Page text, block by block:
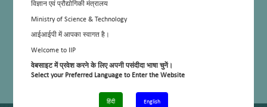
विज्ञान एवं प्रौद्योगिकी मंत्रालय
Ministry of Science & Technology
आईआईपी में आपका स्वागत है।
Welcome to IIP
वेबसाइट में प्रवेश करने के लिए अपनी पसंदीदा भाषा चुनें।
Select your Preferred Language to Enter the Website
हिंदी English